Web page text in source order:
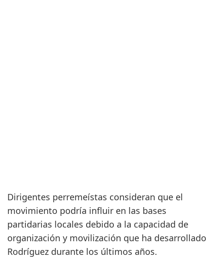
Dirigentes perremeístas consideran que el
movimiento podría influir en las bases
partidarias locales debido a la capacidad de
organización y movilización que ha desarrollado
Rodríguez durante los últimos años.